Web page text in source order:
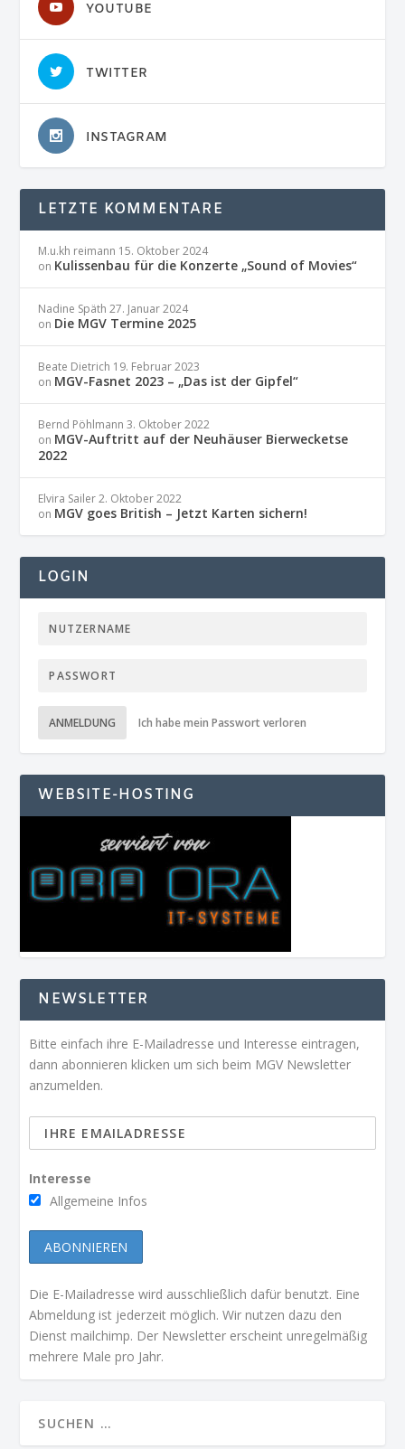
YOUTUBE
TWITTER
INSTAGRAM
LETZTE KOMMENTARE
M.u.kh reimann 15. Oktober 2024
on Kulissenbau für die Konzerte „Sound of Movies“
Nadine Späth 27. Januar 2024
on Die MGV Termine 2025
Beate Dietrich 19. Februar 2023
on MGV-Fasnet 2023 – „Das ist der Gipfel“
Bernd Pöhlmann 3. Oktober 2022
on MGV-Auftritt auf der Neuhäuser Bierwecketse
2022
Elvira Sailer 2. Oktober 2022
on MGV goes British – Jetzt Karten sichern!
LOGIN
ANMELDUNG Ich habe mein Passwort verloren
WEBSITE-HOSTING
NEWSLETTER
Bitte einfach ihre E-Mailadresse und Interesse eintragen,
dann abonnieren klicken um sich beim MGV Newsletter
anzumelden.
Interesse
Allgemeine Infos
Die E-Mailadresse wird ausschließlich dafür benutzt. Eine
Abmeldung ist jederzeit möglich. Wir nutzen dazu den
Dienst mailchimp. Der Newsletter erscheint unregelmäßig
mehrere Male pro Jahr.